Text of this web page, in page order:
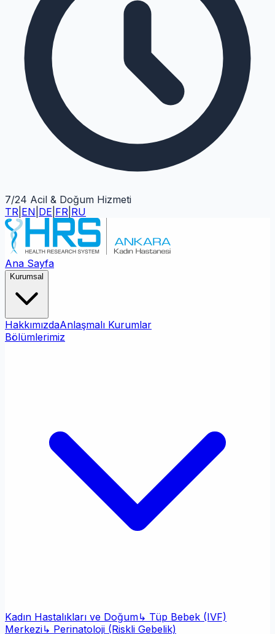
7/24 Acil & Doğum Hizmeti
TR EN DE FR RU
Ana Sayfa
Kurumsal
HakkımızdaAnlaşmalı Kurumlar
Bölümlerimiz
Kadın Hastalıkları ve Doğum↳ Tüp Bebek (IVF)
Merkezi↳ Perinatoloji (Riskli Gebelik)